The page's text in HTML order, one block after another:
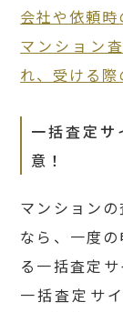
会社や依頼
マンション
れ、受ける
一括査定サ
意！
マンション
なら、一度
る一括査定
一括査定サ